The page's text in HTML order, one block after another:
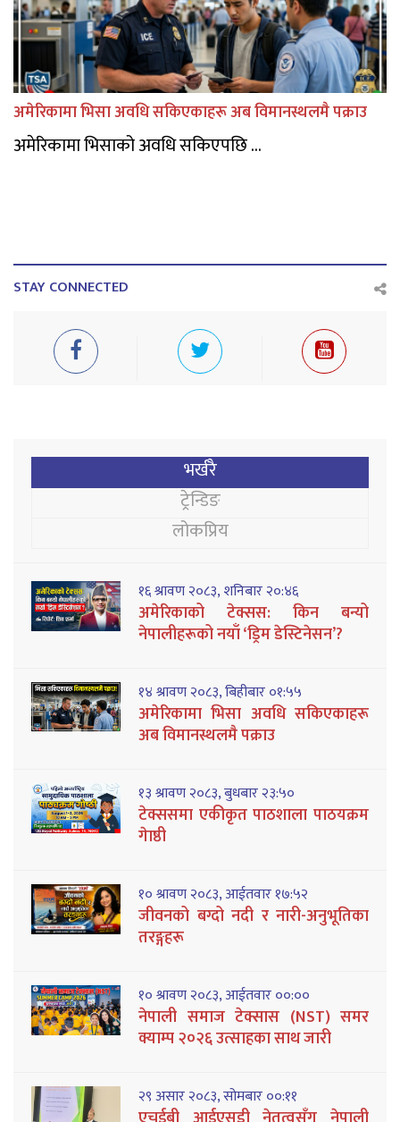
अमेरिकामा भिसा अवधि सकिएकाहरू अब विमानस्थलमै पक्राउ
अमेरिकामा भिसाको अवधि सकिएपछि ...
STAY CONNECTED
भर्खरै
ट्रेन्डिङ
लोकप्रिय
१६ श्रावण २०८३, शनिबार २०:४६
अमेरिकाको टेक्सस: किन बन्यो
नेपालीहरूको नयाँ ‘ड्रिम डेस्टिनेसन’?
१४ श्रावण २०८३, बिहीबार ०१:५५
अमेरिकामा भिसा अवधि सकिएकाहरू
अब विमानस्थलमै पक्राउ
१३ श्रावण २०८३, बुधबार २३:५०
टेक्ससमा एकीकृत पाठशाला पाठयक्रम
गेाष्ठी
१० श्रावण २०८३, आईतवार १७:५२
जीवनको बग्दो नदी र नारी-अनुभूतिका
तरङ्गहरू
१० श्रावण २०८३, आईतवार ००:००
नेपाली समाज टेक्सास (NST) समर
क्याम्प २०२६ उत्साहका साथ जारी
२९ असार २०८३, सोमबार ००:११